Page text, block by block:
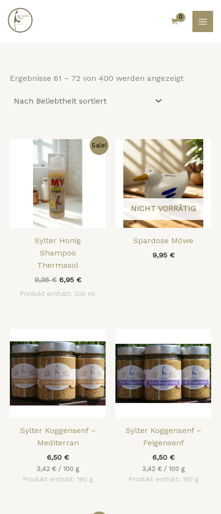
Zum
Inhalt
springen
Ergebnisse 61 – 72 von 400 werden angezeigt
sortiert
Sale!
Sylter Honig
Shampoo
Thermasol
9,95€
Ursprünglicher
Preis
war:
9,95 €
6,95 €
Aktueller
Preis
ist:
Produkt enthält: 200 ml
NICHT VORRÄTIG
Spardose Möwe
9,95 €
Sylter Koggensenf –
Mediterran
6,50 €
3,42 € / 100 g
Produkt enthält: 190 g
Sylter Koggensenf –
Feigensenf
6,50 €
3,42 € / 100 g
Produkt enthält: 190 g